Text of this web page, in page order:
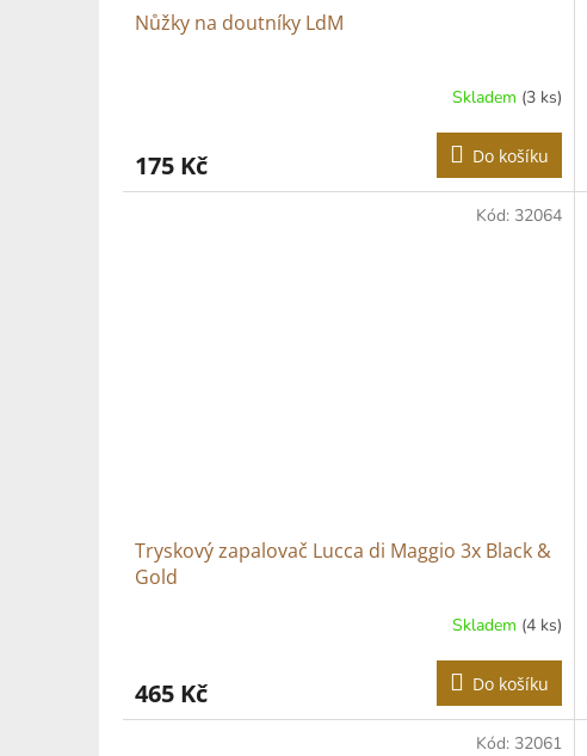
Nůžky na doutníky LdM
Skladem (3 ks)
175 Kč Do košíku
Tryskový zapalovač Lucca di Maggio 3x Black &
Gold
Skladem (4 ks)
465 Kč Do košíku
Kód: 32064
Kód: 32061